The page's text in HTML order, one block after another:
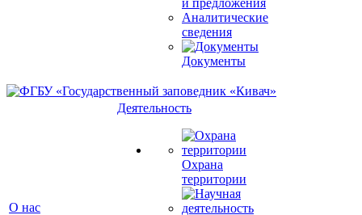
и предложения
Аналитические
сведения
Документы
О нас
Деятельность
Охрана
территории